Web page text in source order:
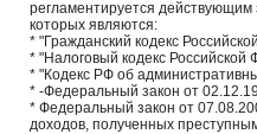
регламентируется
которых являются:
* "Гражданский кодекс
* "Налоговый кодекс
* "Кодекс РФ об
* -Федеральный закон от
* Федеральный закон от
доходов, полученных